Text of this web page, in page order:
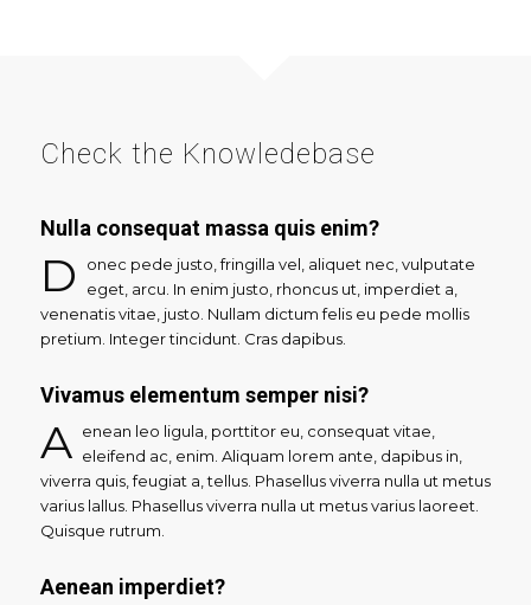
Check the Knowledebase
Nulla consequat massa quis enim?
D
onec pede justo, fringilla vel, aliquet nec, vulputate
eget, arcu. In enim justo, rhoncus ut, imperdiet a,
venenatis vitae, justo. Nullam dictum felis eu pede mollis
pretium. Integer tincidunt. Cras dapibus.
Vivamus elementum semper nisi?
A enean leo ligula, porttitor eu, consequat vitae,
eleifend ac, enim. Aliquam lorem ante, dapibus in,
viverra quis, feugiat a, tellus. Phasellus viverra nulla ut metus
varius lallus. Phasellus viverra nulla ut metus varius laoreet.
Quisque rutrum.
Aenean imperdiet?